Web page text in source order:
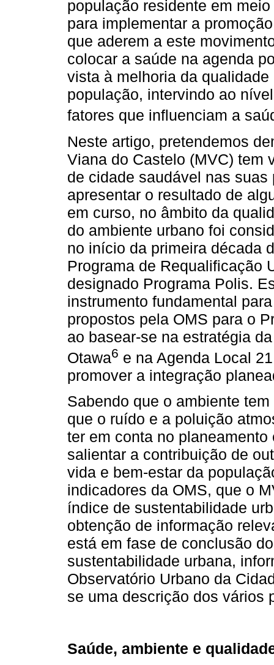
população residente em
para implementar a
que aderem a este
colocar a saúde na agenda
vista à melhoria da
população, intervindo ao
fatores que influenciam a
Neste artigo, pretendemos
Viana do Castelo (MVC) tem
de cidade saudável nas
apresentar o resultado de
em curso, no âmbito da
do ambiente urbano foi
no início da primeira década
Programa de Requalificação
designado Programa Polis.
instrumento fundamental
propostos pela OMS para o
ao basear-se na estratégia
Otawa6 e na Agenda Local
promover a integração
Sabendo que o ambiente
que o ruído e a poluição
ter em conta no
salientar a contribuição de
vida e bem-estar da
indicadores da OMS, que o
índice de sustentabilidade
obtenção de informação
está em fase de conclusão
sustentabilidade urbana,
Observatório Urbano da
se uma descrição dos vários
Saúde, ambiente e